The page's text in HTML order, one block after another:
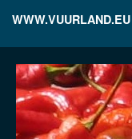
WWW.VUURLAND.EU